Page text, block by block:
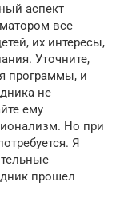
аспект
все
их интересы,
Уточните,
программы, и
не
ему
Но при
Я
прошел